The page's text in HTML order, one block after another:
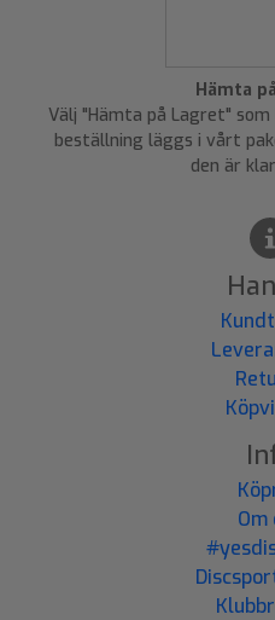
Hämta
Välj "Hämta på Lagret"
beställning läggs i vårt
den är
Om